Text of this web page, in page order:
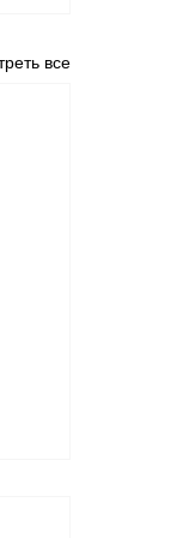
все